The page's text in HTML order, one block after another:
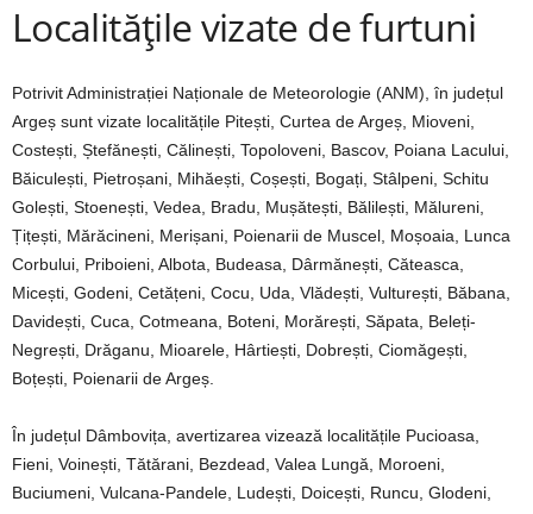
Localitățile vizate de furtuni
Potrivit Administrației Naționale de Meteorologie (ANM), în județul
Argeș sunt vizate localitățile Pitești, Curtea de Argeș, Mioveni,
Costești, Ștefănești, Călinești, Topoloveni, Bascov, Poiana Lacului,
Băiculești, Pietroșani, Mihăești, Coșești, Bogați, Stâlpeni, Schitu
Golești, Stoenești, Vedea, Bradu, Mușătești, Bălilești, Mălureni,
Țițești, Mărăcineni, Merișani, Poienarii de Muscel, Moșoaia, Lunca
Corbului, Priboieni, Albota, Budeasa, Dârmănești, Căteasca,
Micești, Godeni, Cetățeni, Cocu, Uda, Vlădești, Vulturești, Băbana,
Davidești, Cuca, Cotmeana, Boteni, Morărești, Săpata, Beleți-
Negrești, Drăganu, Mioarele, Hârtiești, Dobrești, Ciomăgești,
Boțești, Poienarii de Argeș.
În județul Dâmbovița, avertizarea vizează localitățile Pucioasa,
Fieni, Voinești, Tătărani, Bezdead, Valea Lungă, Moroeni,
Buciumeni, Vulcana-Pandele, Ludești, Doicești, Runcu, Glodeni,